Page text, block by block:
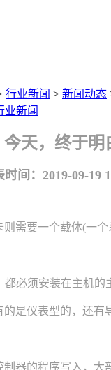
行业新闻 > 新闻动态
业新闻
今天，终于明
时间：2019-09-19
需要一个载体(一个
必须安装在主机的
是仪表型的，还有
的程序写入，大